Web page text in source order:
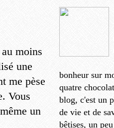
moins
une
me pèse
Vous
un
bonheur sur
quatre
blog, c'est un
de vie et de
bêtises, un